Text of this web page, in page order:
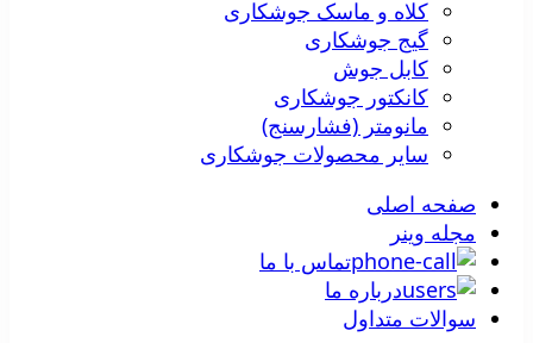
کلاه و ماسک جوشکاری
گیج جوشکاری
کابل جوش
کانکتور جوشکاری
مانومتر (فشارسنج)
سایر محصولات جوشکاری
صفحه اصلی
مجله وینر
تماس با ما
درباره ما
سوالات متداول